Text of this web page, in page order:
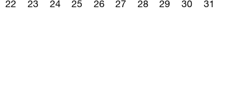
22
23
24
25
26
27
28
29
30
31